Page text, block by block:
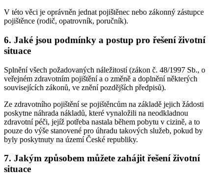
V této věci je oprávněn jednat pojištěnec nebo zákonný zástupce
pojištěnce (rodič, opatrovník, poručník).
6. Jaké jsou podmínky a postup pro řešení životní
situace
Splnění všech požadovaných náležitostí (zákon č. 48/1997 Sb., o
veřejném zdravotním pojištění a o změně a doplnění některých
souvisejících zákonů, ve znění pozdějších předpisů).
Ze zdravotního pojištění se pojištěncům na základě jejich žádosti
poskytne náhrada nákladů, které vynaložili na neodkladnou
zdravotní péči, jejíž potřeba nastala během pobytu v cizině, a to
pouze do výše stanovené pro úhradu takových služeb, pokud by
byly poskytnuty na území České republiky.
7. Jakým způsobem můžete zahájit řešení životní
situace